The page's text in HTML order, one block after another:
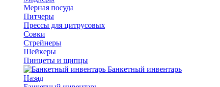
Мерная посуда
Питчеры
Прессы для цитрусовых
Совки
Стрейнеры
Шейкеры
Пинцеты и щипцы
Банкетный инвентарь
Назад